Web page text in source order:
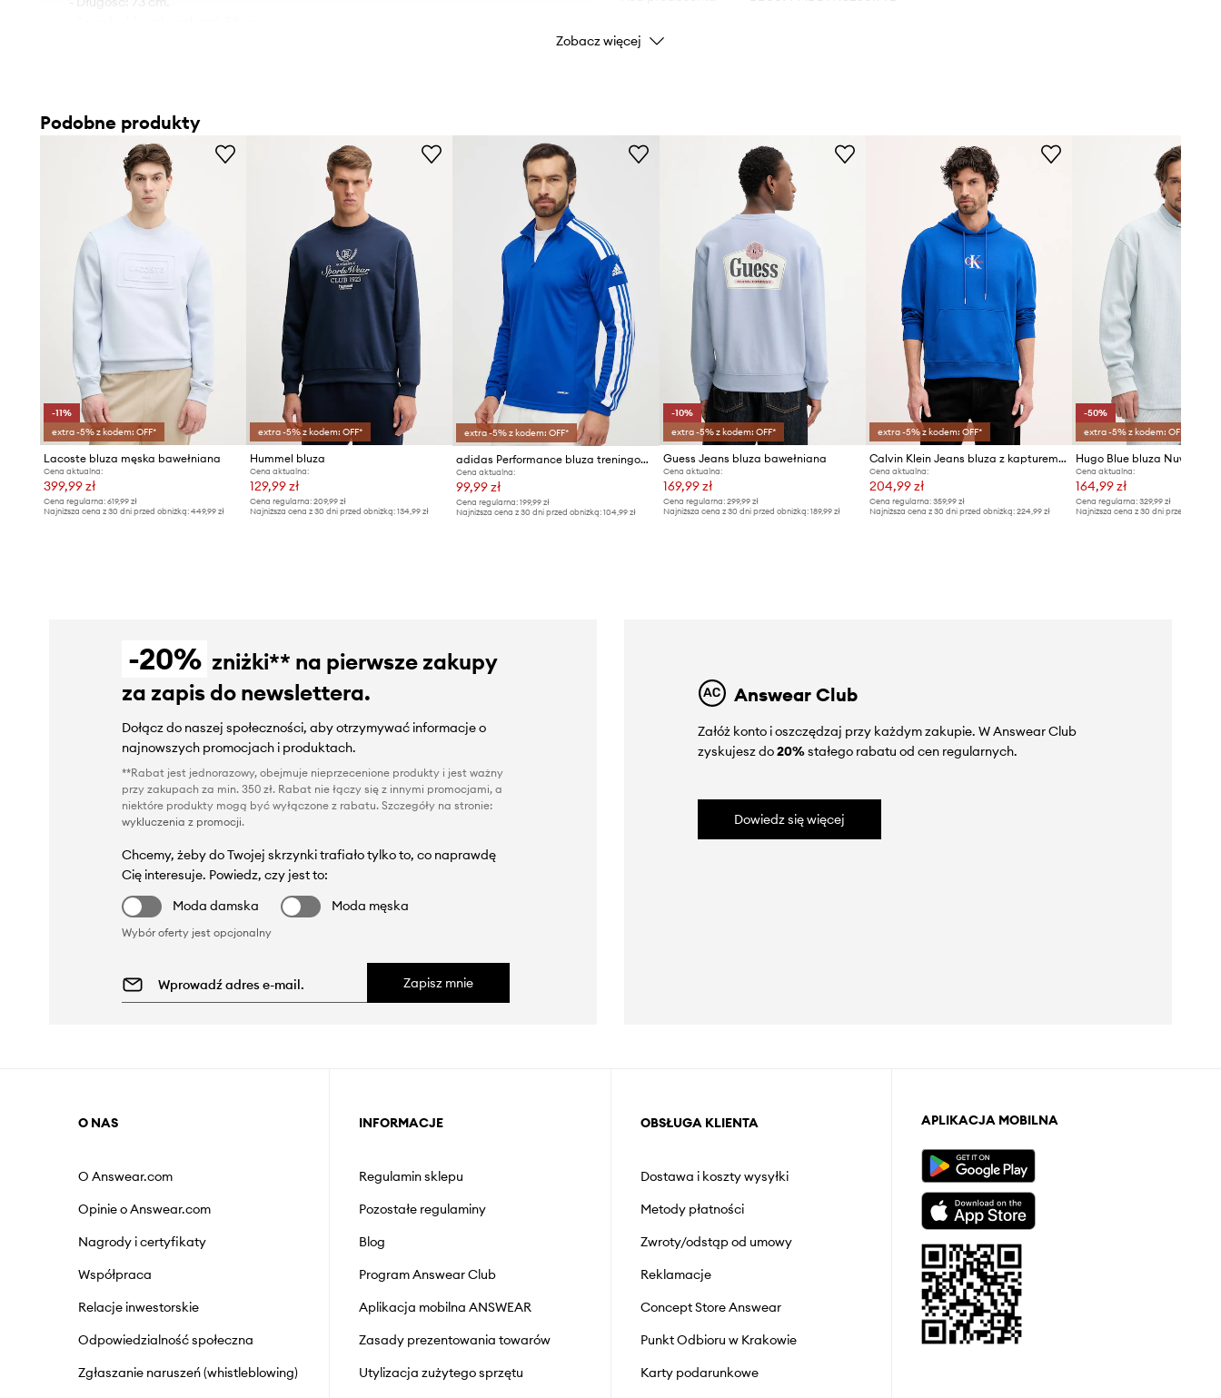
Kolor
ID Produktu
Zobacz więcej
Podobne produkty
-11%
extra -5% z kodem: OFF*
Lacoste bluza męska bawełniana
Cena aktualna:
399,99 zł
Cena regularna: 619,99 zł
Najniższa cena z 30 dni przed obniżką: 449,99 zł
extra -5% z kodem: OFF*
Hummel bluza
Cena aktualna:
129,99 zł
Cena regularna:209,99 zł
Najniższa cena z 30 dni przed obniżką:134,99 zł
extra -5% z kodem: OFF*
adidas Performance bluza treningowa Squadra 21
Cena aktualna:
99,99 zł
Cena regularna: 199,99 zł
Najniższa cena z 30 dni przed obniżką: 104,99 zł
-10%
extra -5% z kodem: OFF*
Guess Jeans bluza bawełniana
Cena aktualna:
169,99 zł
Cena regularna: 299,99 zł
Najniższa cena z 30 dni przed obniżką: 189,99 zł
extra -5% z kodem: OFF*
Calvin Klein Jeans bluza z kapturem męska bawełniana
Cena aktualna:
204,99 zł
Cena regularna:359,99 zł
Najniższa cena z 30 dni przed obniżką:224,99 zł
-50%
extra -5% z kodem: OFF*
Hugo Blue bluza Nuwolo
Cena aktualna:
164,99 zł
Cena regularna: 329,99 zł
Najniższa cena z 30 dni przed obniżką:
-20% zniżki** na pierwsze zakupy
za zapis do newslettera.
Dołącz do naszej społeczności, aby otrzymywać informacje o
najnowszych promocjach i produktach.
**Rabat jest jednorazowy, obejmuje nieprzecenione produkty i jest ważny
przy zakupach za min. 350 zł. Rabat nie łączy się z innymi promocjami, a
niektóre produkty mogą być wyłączone z rabatu. Szczegóły na stronie:
wykluczenia z promocji.
Chcemy, żeby do Twojej skrzynki trafiało tylko to, co naprawdę
Cię interesuje. Powiedz, czy jest to:
Moda damska
Moda męska
Wybór oferty jest opcjonalny
Zapisz mnie
Answear Club
Załóż konto i oszczędzaj przy każdym zakupie. W Answear Club
zyskujesz do20%stałego rabatu od cen regularnych.
Dowiedz się więcej
O NAS
O Answear.com
Opinie o Answear.com
Nagrody i certyfikaty
Współpraca
Relacje inwestorskie
Odpowiedzialność społeczna
Zgłaszanie naruszeń (whistleblowing)
INFORMACJE
Regulamin sklepu
Pozostałe regulaminy
Blog
Program Answear Club
Aplikacja mobilna ANSWEAR
Zasady prezentowania towarów
Utylizacja zużytego sprzętu
OBSŁUGA KLIENTA
Dostawa i koszty wysyłki
Metody płatności
Zwroty/odstąp od umowy
Reklamacje
Concept Store Answear
Punkt Odbioru w Krakowie
Karty podarunkowe
APLIKACJA MOBILNA